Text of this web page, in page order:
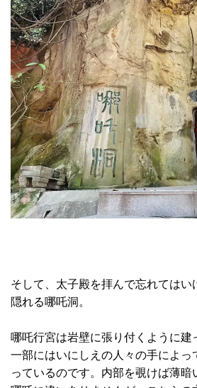
そして、太子殿を拝んで忘れてはい
隠れる哪吒洞。
哪吒行宮は岩壁に張り付くように建
一部にはいにしえの人々の手によっ
っているのです。内部を覗けば薄暗